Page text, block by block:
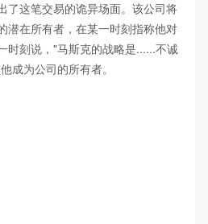
了这笔交易的诡异场面。该公司将
潜在所有者，在某一时刻指称他对
时刻说，"马斯克的战略是......不诚
成为公司的所有者。